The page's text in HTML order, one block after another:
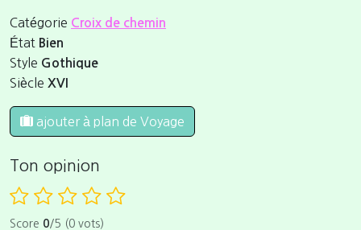
Catégorie Croix de chemin
État Bien
Style Gothique
Siècle XVI
ajouter à plan de Voyage
Ton opinion
Score 0/5 (0 vots)